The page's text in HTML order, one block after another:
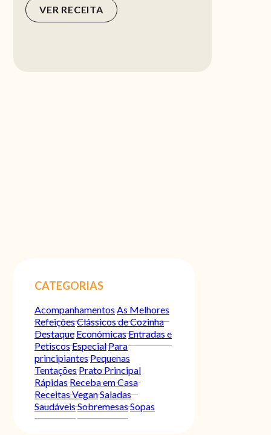
VER RECEITA
CATEGORIAS
Acompanhamentos As Melhores
RefeiçõesClássicos de Cozinha
Destaque EconómicasEntradas e
PetiscosEspecialPara
principiantesPequenas
TentaçõesPrato Principal
RápidasReceba em Casa
Receitas VeganSaladas
SaudáveisSobremesasSopas